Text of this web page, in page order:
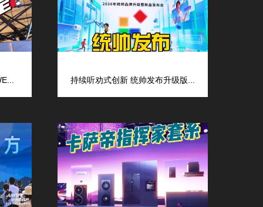
持续听劝式创新 统帅发布升级版...